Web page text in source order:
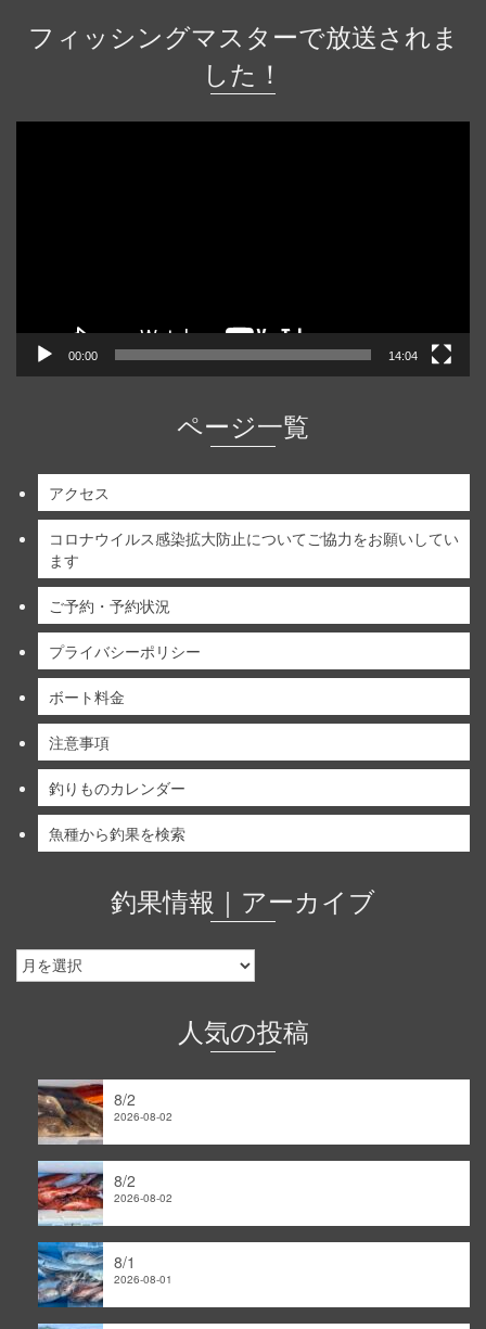
フィッシングマスターで放送されま
した！
00:00 14:04
ページ一覧
アクセス
コロナウイルス感染拡大防止についてご協力をお願いしてい
ます
ご予約・予約状況
プライバシーポリシー
ボート料金
注意事項
釣りものカレンダー
魚種から釣果を検索
釣果情報｜アーカイブ
釣
果
人気の投稿
8/2
2026-08-02
8/2
2026-08-02
8/1
2026-08-01